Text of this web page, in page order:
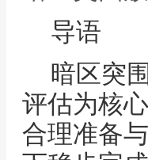
导语
暗区突
评估为核
合理准备